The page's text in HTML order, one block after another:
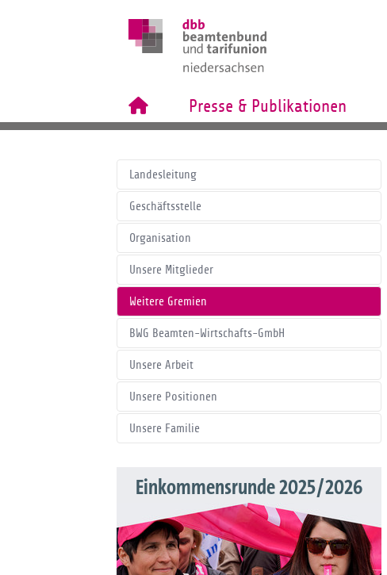
Presse & Publikationen
Landesleitung
Geschäftsstelle
Organisation
Unsere Mitglieder
Weitere Gremien
BWG Beamten-Wirtschafts-GmbH
Unsere Arbeit
Unsere Positionen
Unsere Familie
Einkommensrunde 2025/2026